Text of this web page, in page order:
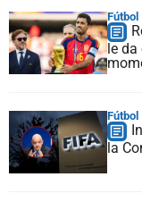
Fútbol
le da
Fútbol
la